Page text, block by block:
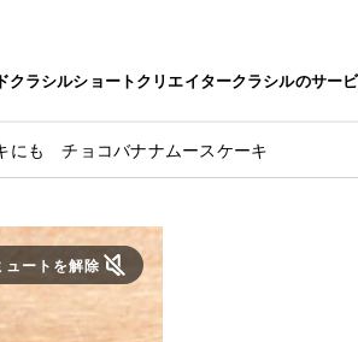
クラシルショートクリエイタークラシルのサー
にも チョコバナナムースケーキ
ュートを解除